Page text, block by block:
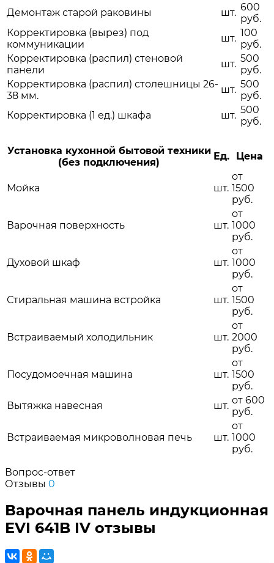
Демонтаж старой раковины
шт. 600
руб.
Корректировка (вырез) под
коммуникации
шт. 100
руб.
Корректировка (распил) стеновой
панели
шт. 500
руб.
Корректировка (распил) столешницы 26-
38 мм.
шт. 500
руб.
Корректировка (1 ед.) шкафа
шт. 500
руб.
Установка кухонной бытовой техники
(без подключения)
Ед. Цена
Мойка шт.
от
1500
руб.
Варочная поверхность шт.
от
1000
руб.
Духовой шкаф шт.
от
1000
руб.
Стиральная машина встройка шт.
от
1500
руб.
Встраиваемый холодильник шт.
от
2000
руб.
Посудомоечная машина шт.
от
1500
руб.
Вытяжка навесная
шт. от 600
руб.
Встраиваемая микроволновая печь шт.
от
1000
руб.
Вопрос-ответ
Отзывы 0
Варочная панель индукционная
EVI 641B IV отзывы